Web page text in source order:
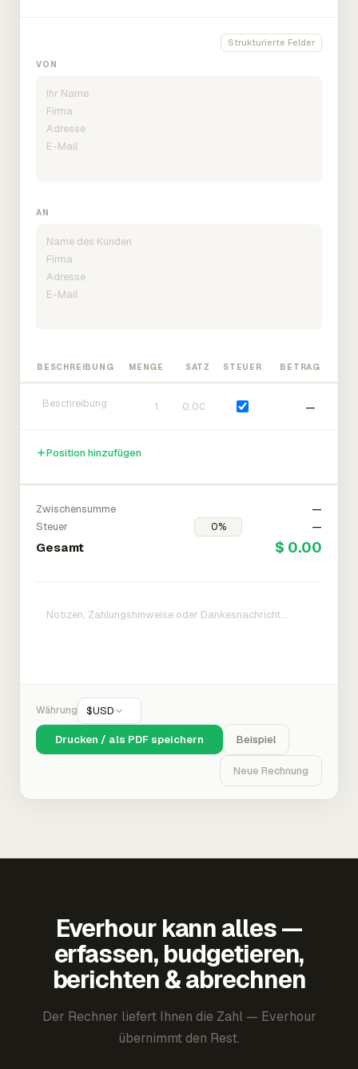
Strukturierte Felder
VON
AN
BESCHREIBUNG MENGE SATZ STEUER BETRAG
—
Position hinzufügen
Zwischensumme
—
Steuer
—
Gesamt $ 0.00
Währung $USD
Drucken / als PDF speichern Beispiel
Neue Rechnung
Everhour kann alles —
erfassen, budgetieren,
berichten & abrechnen
Der Rechner liefert Ihnen die Zahl — Everhour
übernimmt den Rest.